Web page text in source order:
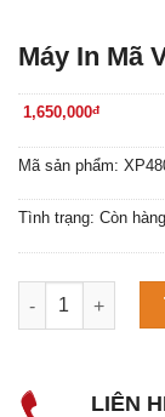
Máy In Mã
1,650,000đ
Mã sản phẩm:
Tình trạng: Còn hàng
Máy làm đá viên
LIÊN